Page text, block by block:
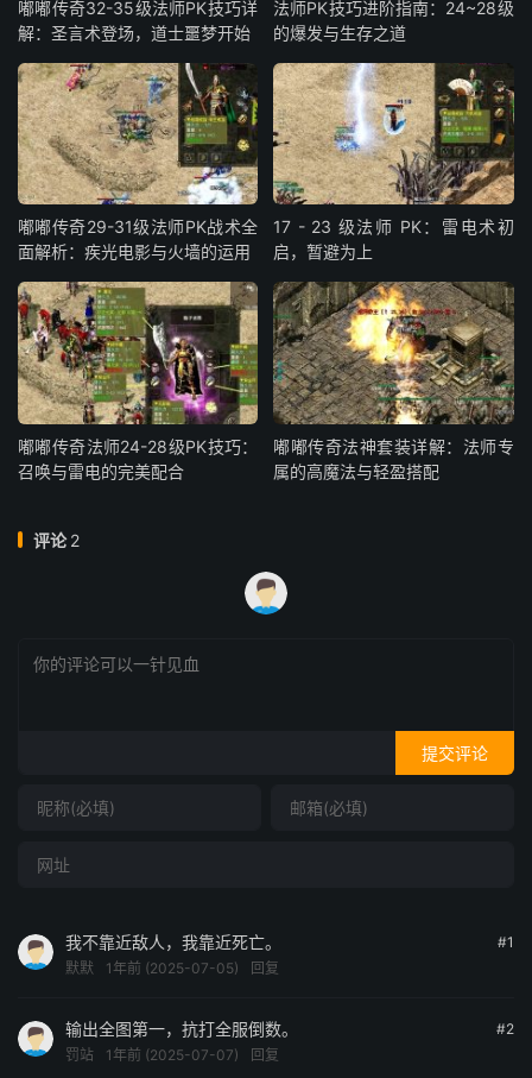
嘟嘟传奇32-35级法师PK技巧详
解：圣言术登场，道士噩梦开始
法师PK技巧进阶指南：24~28级
的爆发与生存之道
嘟嘟传奇29-31级法师PK战术全
面解析：疾光电影与火墙的运用
17 - 23 级法师 PK：雷电术初
启，暂避为上
嘟嘟传奇法师24-28级PK技巧：
召唤与雷电的完美配合
嘟嘟传奇法神套装详解：法师专
属的高魔法与轻盈搭配
评论2
提交评论
#1
我不靠近敌人，我靠近死亡。
默默 1年前 (2025-07-05) 回复
#2
输出全图第一，抗打全服倒数。
罚站 1年前 (2025-07-07) 回复